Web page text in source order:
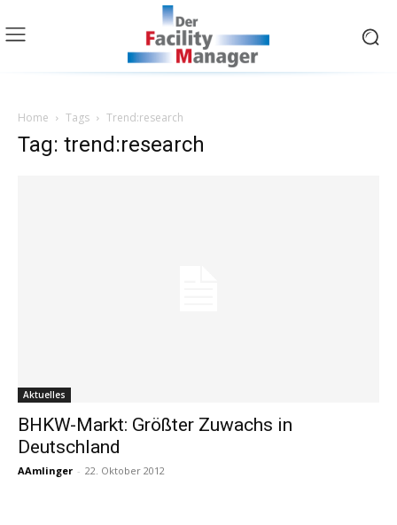
Home Tags Trend:research
Tag: trend:research
Aktuelles
BHKW-Markt: Größter Zuwachs in
Deutschland
AAmlinger - 22. Oktober 2012